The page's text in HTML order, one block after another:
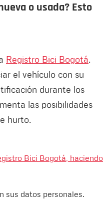
o usada? Esto
Registro Bici Bogotá.
el vehículo con su
durante los
las posibilidades
hurto.
Bici Bogotá, haciendo
sus datos personales.